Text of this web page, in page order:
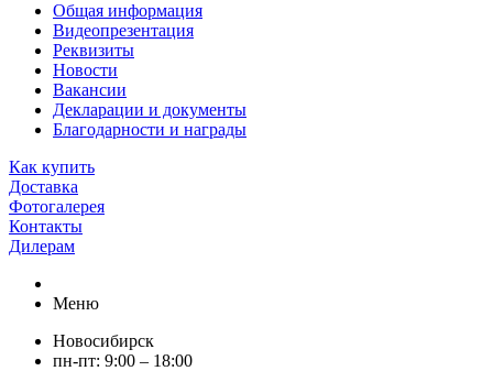
Общая информация
Видеопрезентация
Реквизиты
Новости
Вакансии
Декларации и документы
Благодарности и награды
Как купить
Доставка
Фотогалерея
Контакты
Дилерам
Меню
Новосибирск
пн-пт: 9:00 – 18:00